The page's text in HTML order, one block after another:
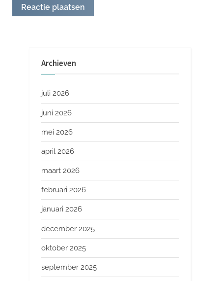
Archieven
juli 2026
juni 2026
mei 2026
april 2026
maart 2026
februari 2026
januari 2026
december 2025
oktober 2025
september 2025